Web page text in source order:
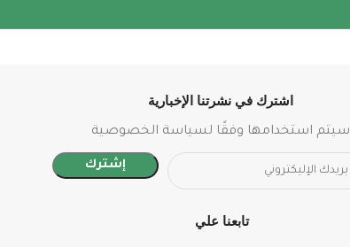
اشترك في نشرتنا الإخبارية
سيتم استخدامها وفقًا لسياسة الخصوصية
تابعنا علي